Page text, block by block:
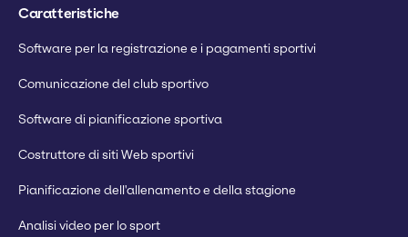
Caratteristiche
Software per la registrazione e i pagamenti sportivi
Comunicazione del club sportivo
Software di pianificazione sportiva
Costruttore di siti Web sportivi
Pianificazione dell'allenamento e della stagione
Analisi video per lo sport